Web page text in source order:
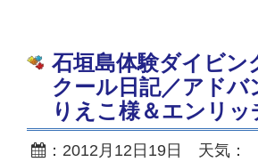
石垣島体験ダイビ
クール日記／アド
りえこ様＆エンリ
：2012月12日19日 天気：